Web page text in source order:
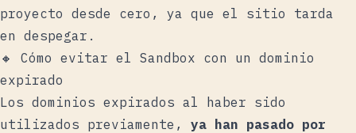
proyecto desde cero, ya que el sitio tarda
en despegar.
🔸 Cómo evitar el Sandbox con un dominio
expirado
Los dominios expirados al haber sido
utilizados previamente, ya han pasado por